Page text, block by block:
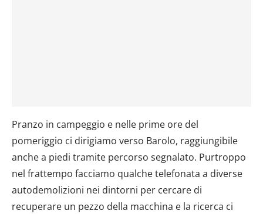
Pranzo in campeggio e nelle prime ore del
pomeriggio ci dirigiamo verso Barolo, raggiungibile
anche a piedi tramite percorso segnalato. Purtroppo
nel frattempo facciamo qualche telefonata a diverse
autodemolizioni nei dintorni per cercare di
recuperare un pezzo della macchina e la ricerca ci